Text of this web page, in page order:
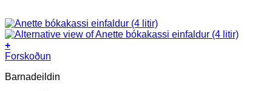
+
This
has
Forskoðun
Barnadeildin